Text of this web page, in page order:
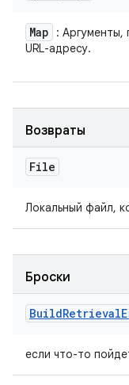
Map
: Аргументы,
URL-адресу.
Возвраты
File
Локальный файл,
Броски
BuildRetrieval
если что-то